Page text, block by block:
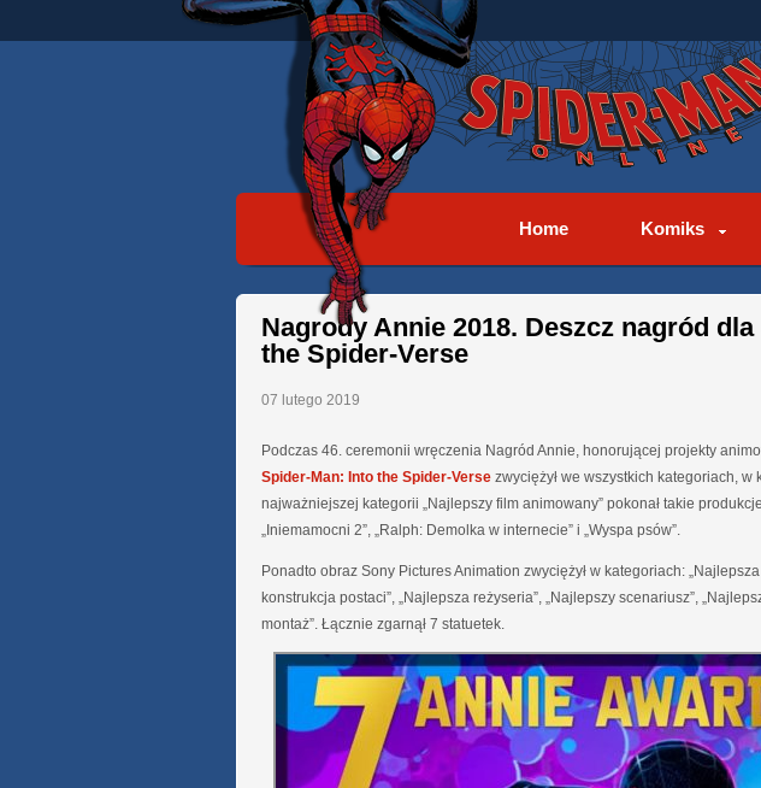
Home Komiks
Nagrody Annie 2018. Deszcz nagród
the Spider-Verse
07 lutego 2019
Podczas 46. ceremonii wręczenia Nagród Annie, honorującej projekty
Spider-Man: Into the Spider-Verse zwyciężył we wszystkich kategoriach, w
najważniejszej kategorii „Najlepszy film animowany” pokonał takie
„Iniemamocni 2”, „Ralph: Demolka w internecie” i „Wyspa psów”.
Ponadto obraz Sony Pictures Animation zwyciężył w kategoriach:
konstrukcja postaci”, „Najlepsza reżyseria”, „Najlepszy scenariusz”,
montaż”. Łącznie zgarnął 7 statuetek.